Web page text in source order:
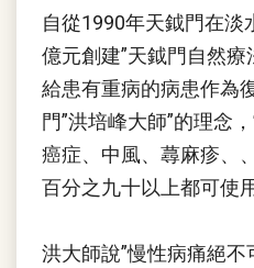
自從1990年天鉞門在淡
億元創建”天鉞門自然
給患有重病的病患作為
門”洪培峰大師”的理念
癌症、中風、蕁麻疹、
百分之九十以上都可使
洪大師說”慢性病痛絕